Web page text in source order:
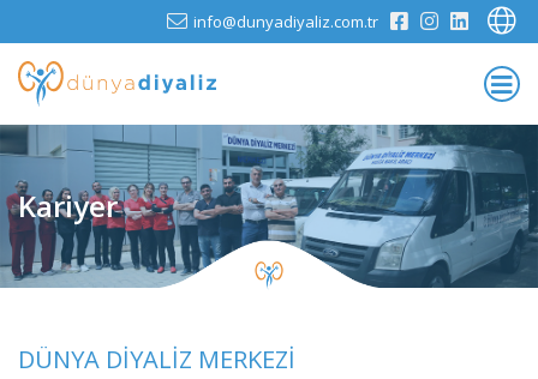
info@dunyadiyaliz.com.tr
Kariyer
DÜNYA DİYALİZ MERKEZİ